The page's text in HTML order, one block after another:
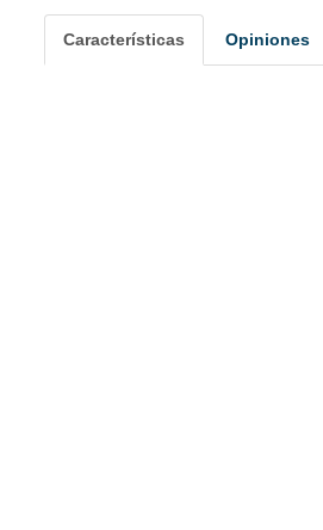
Características Opiniones